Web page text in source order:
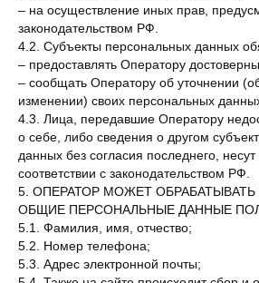
– на осуществление иных прав,
законодательством РФ.
4.2. Субъекты персональных данных
– предоставлять Оператору
– сообщать Оператору об уточнении
изменении) своих персональных
4.3. Лица, передавшие Оператору
о себе, либо сведения о другом
данных без согласия последнего, несут
соответствии с законодательством РФ.
5. ОПЕРАТОР МОЖЕТ
ОБЩИЕ ПЕРСОНАЛЬНЫЕ ДАННЫЕ
5.1. Фамилия, имя, отчество;
5.2. Номер телефона;
5.3. Адрес электронной почты;